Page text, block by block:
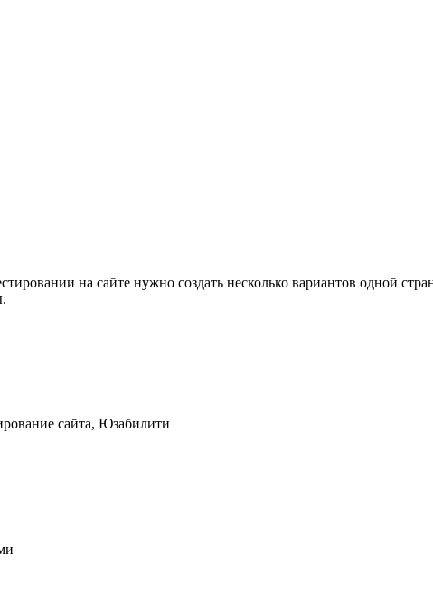
на сайте нужно создать несколько вариантов одной
сайта, Юзабилити